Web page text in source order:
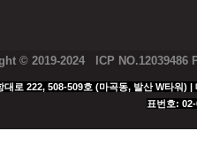
© 2019-2024 ICP NO.12039486
로 222, 508-509호 (마곡동, 발산 W타
표번호: